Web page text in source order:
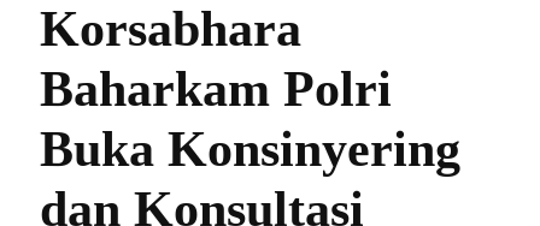
Korsabhara
Baharkam Polri
Buka Konsinyering
dan Konsultasi